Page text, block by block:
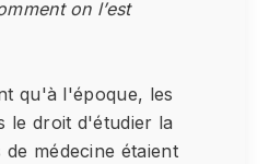
on l’est
qu'à l'époque, les
le droit d'étudier la
de médecine étaient